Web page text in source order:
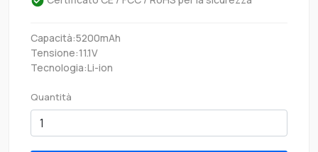
Capacità:5200mAh
Tensione:11.1V
Tecnologia:Li-ion
Quantità